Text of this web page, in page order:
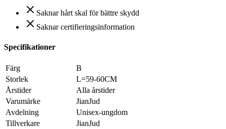
Saknar hårt skal för bättre skydd
Saknar certifieringsinformation
Specifikationer
Färg
‎B
Storlek
‎L=59-60CM
Årstider
‎Alla årstider
Varumärke
‎JianJud
Avdelning
‎Unisex-ungdom
Tillverkare
‎JianJud